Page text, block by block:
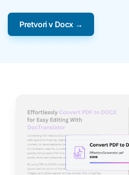
Pretvori v Docx →